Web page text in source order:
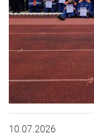
10.07.2026